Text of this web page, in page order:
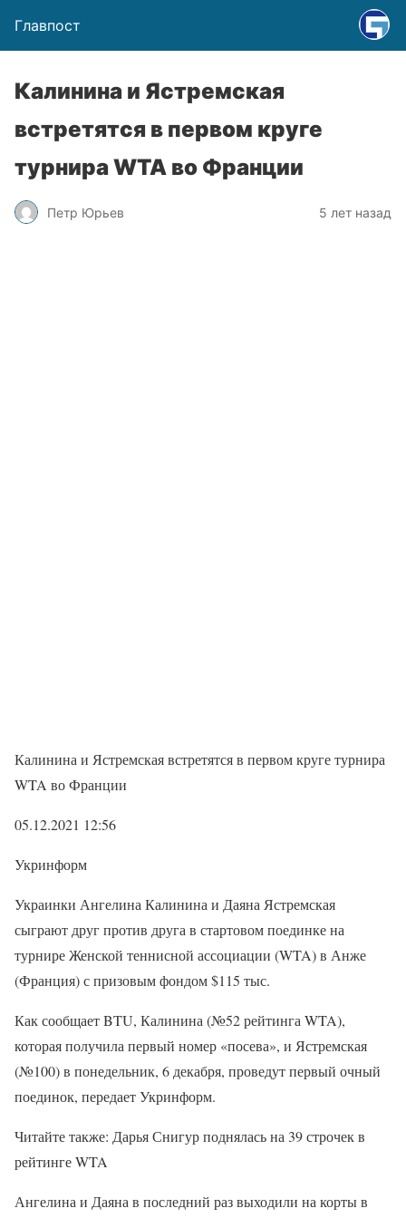
Главпост
Калинина и Ястремская
встретятся в первом круге
турнира WTA во Франции
Петр Юрьев 5 лет назад
Калинина и Ястремская встретятся в первом круге турнира
WTA во Франции
05.12.2021 12:56
Укринформ
Украинки Ангелина Калинина и Даяна Ястремская
сыграют друг против друга в стартовом поединке на
турнире Женской теннисной ассоциации (WTA) в Анже
(Франция) с призовым фондом $115 тыс.
Как сообщает BTU, Калинина (№52 рейтинга WTA),
которая получила первый номер «посева», и Ястремская
(№100) в понедельник, 6 декабря, проведут первый очный
поединок, передает Укринформ.
Читайте также: Дарья Снигур поднялась на 39 строчек в
рейтинге WTA
Ангелина и Даяна в последний раз выходили на корты в